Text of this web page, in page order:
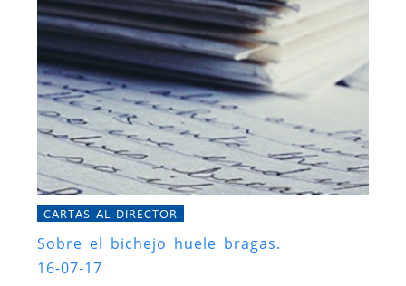
CARTAS AL DIRECTOR
Sobre el bichejo huele bragas.
16-07-17